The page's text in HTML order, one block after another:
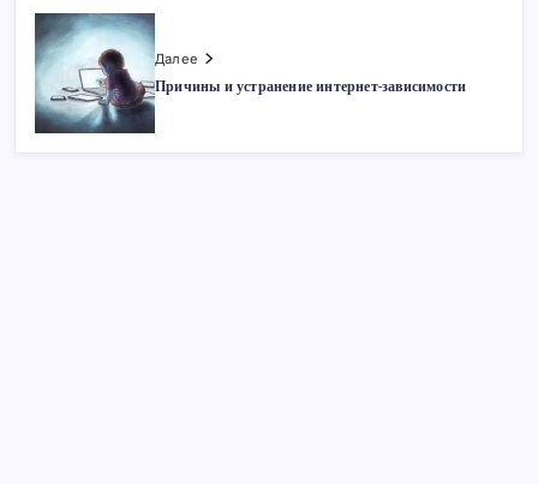
Далее
Причины и устранение интернет-зависимости